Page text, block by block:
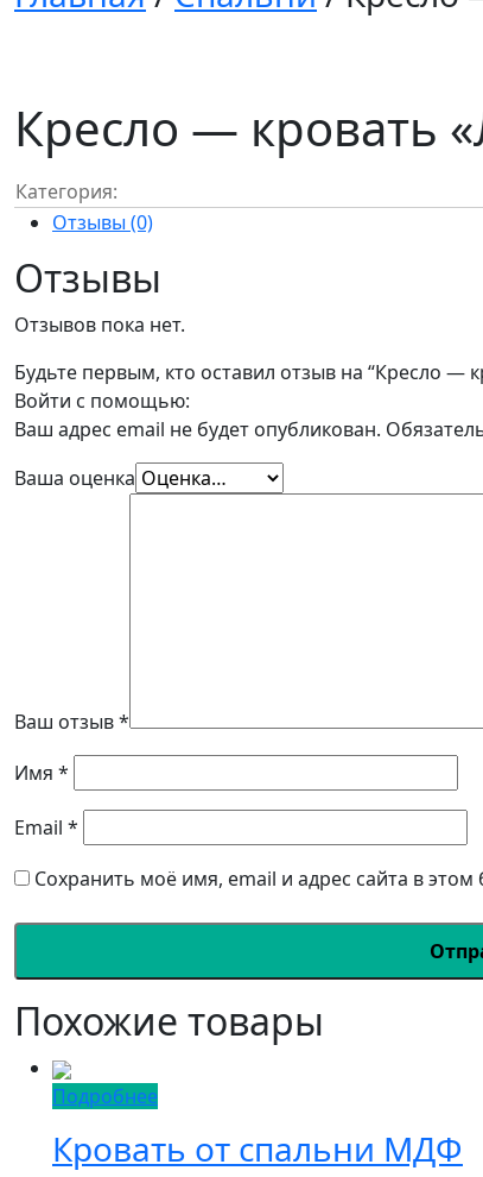
Кресло — кровать
Категория:
Отзывы (0)
Отзывы
Отзывов пока нет.
Будьте первым, кто оставил отзыв на “Кресло —
Войти с помощью:
Ваш адрес email не будет опубликован.
Ваша оценка
Ваш отзыв*
Имя *
Email *
Сохранить моё имя, email и адрес сайта в
Похожие товары
Подробнее
Кровать от спальни МДФ